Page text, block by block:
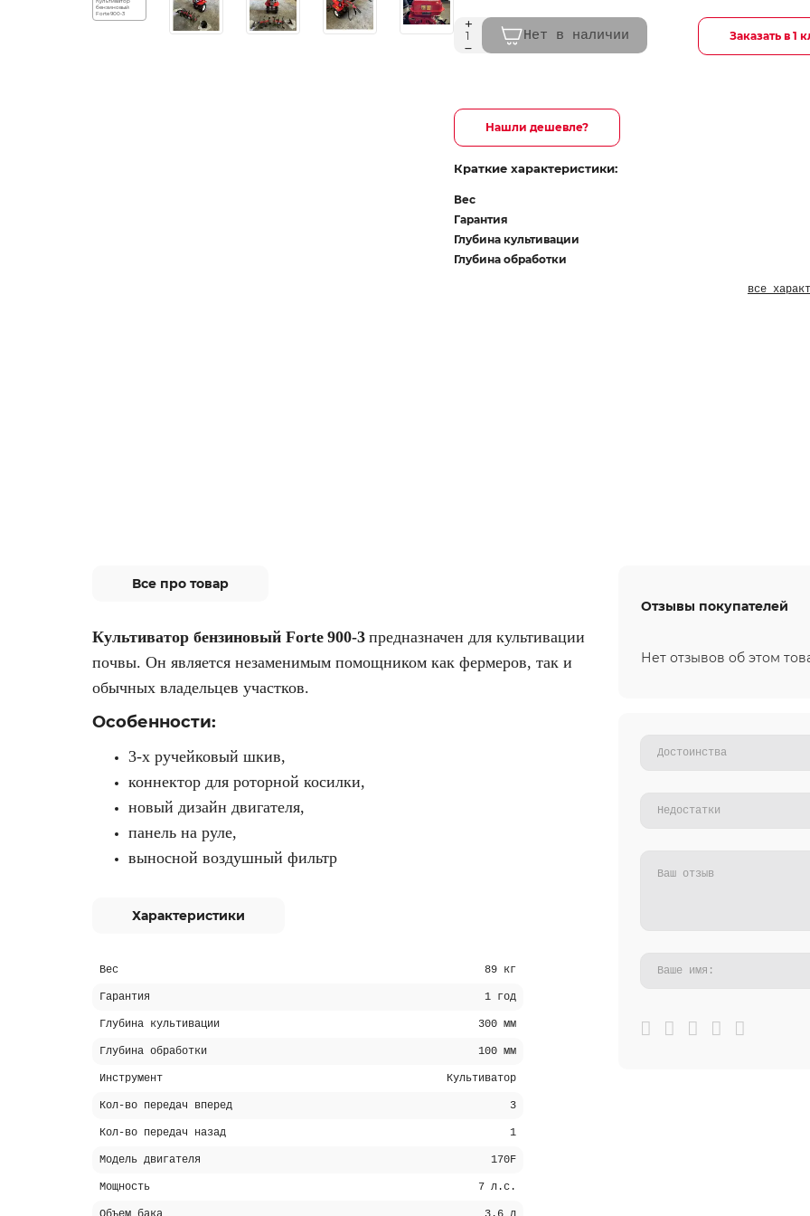
Нет в наличии Заказать в 1
Нашли дешевле?
Краткие характеристики:
Вес
Гарантия
Глубина культивации
Глубина обработки
все
Все про товар
Культиватор бензиновый Forte 900-3 предназначен для культивации
почвы. Он является незаменимым помощником как фермеров, так и
обычных владельцев участков.
Особенности:
3-х ручейковый шкив,
коннектор для роторной косилки,
новый дизайн двигателя,
панель на руле,
выносной воздушный фильтр
Характеристики
Вес 89 кг
Гарантия 1 год
Глубина культивации 300 мм
Глубина обработки 100 мм
Инструмент Культиватор
Кол-во передач вперед 3
Кол-во передач назад 1
Модель двигателя 170F
Мощность 7 л.с.
Отзывы покупателей
Нет отзывов об этом